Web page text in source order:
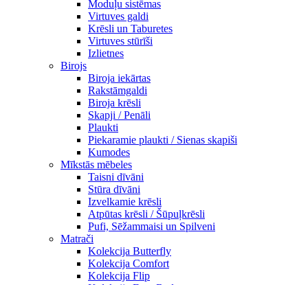
Moduļu sistēmas
Virtuves galdi
Krēsli un Taburetes
Virtuves stūrīši
Izlietnes
Birojs
Biroja iekārtas
Rakstāmgaldi
Biroja krēsli
Skapji / Penāli
Plaukti
Piekaramie plaukti / Sienas skapiši
Kumodes
Mīkstās mēbeles
Taisni dīvāni
Stūra dīvāni
Izvelkamie krēsli
Atpūtas krēsli / Šūpuļkrēsli
Pufi, Sēžammaisi un Spilveni
Matrači
Kolekcija Butterfly
Kolekcija Comfort
Kolekcija Flip